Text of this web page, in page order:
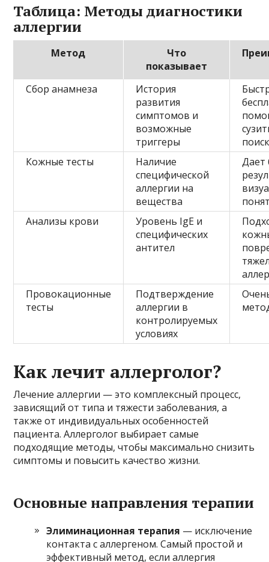
Таблица: Методы диагностики
аллергии
Метод
Что
показывает
Сбор анамнеза
История
развития
симптомов и
возможные
триггеры
Кожные тесты
Наличие
специфической
аллергии на
вещества
Дает
Анализы крови
Уровень IgE и
специфических
антител
Провокационные
тесты
Подтверждение
аллергии в
контролируемых
условиях
Как лечит аллерголог?
Лечение аллергии — это комплексный процесс,
зависящий от типа и тяжести заболевания, а
также от индивидуальных особенностей
пациента. Аллерголог выбирает самые
подходящие методы, чтобы максимально снизить
симптомы и повысить качество жизни.
Основные направления терапии
Элиминационная терапия — исключение
контакта с аллергеном. Самый простой и
эффективный метод, если аллергия